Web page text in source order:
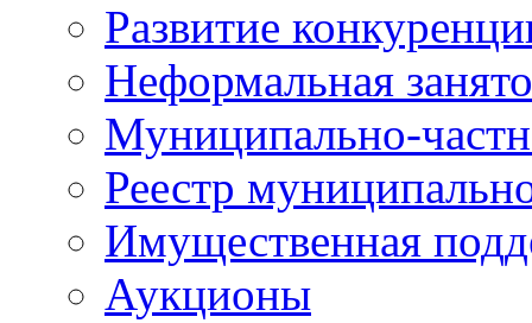
Развитие
Неформальная
Муниципально-
Реестр
Имущественная
Аукционы